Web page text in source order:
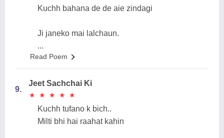
Kuchh bahana de de aie zindagi
Ji janeko mai lalchaun.
...
Read Poem
9.
Jeet Sachchai Ki
★
★ ★
★ ★
★ ★
★ ★
★
Kuchh tufano k bich..
Milti bhi hai raahat kahin